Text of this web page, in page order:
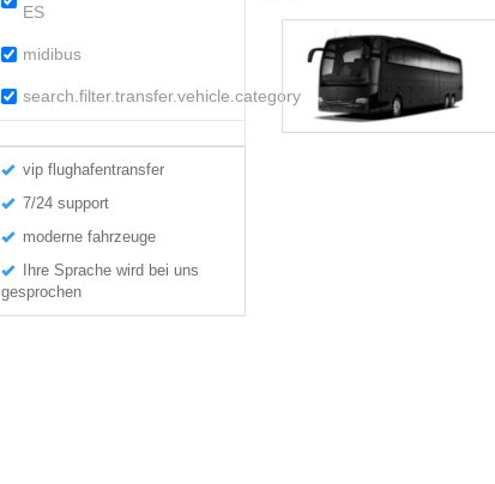
ES
midibus
search.filter.transfer.vehicle.category.BUS
vip flughafentransfer
7/24 support
moderne fahrzeuge
Ihre Sprache wird bei uns
gesprochen